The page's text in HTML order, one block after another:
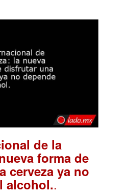
de la
forma de
cerveza ya no
alcohol..